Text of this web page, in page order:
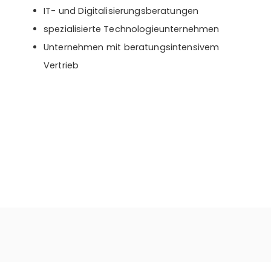
IT- und Digitalisierungsberatungen
spezialisierte Technologieunternehmen
Unternehmen mit beratungsintensivem
Vertrieb